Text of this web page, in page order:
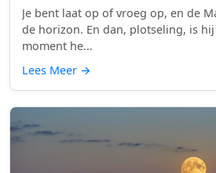
Je bent laat op of vroeg op, en de
de horizon. En dan, plotseling, is
moment he...
Lees Meer →